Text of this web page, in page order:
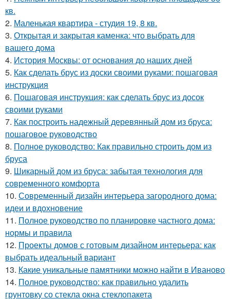
кв.
2. Маленькая квартира - студия 19, 8 кв.
3. Открытая и закрытая каменка: что выбрать для
вашего дома
4. История Москвы: от основания до наших дней
5. Как сделать брус из доски своими руками: пошаговая
инструкция
6. Пошаговая инструкция: как сделать брус из досок
своими руками
7. Как построить надежный деревянный дом из бруса:
пошаговое руководство
8. Полное руководство: Как правильно строить дом из
бруса
9. Шикарный дом из бруса: забытая технология для
современного комфорта
10. Современный дизайн интерьера загородного дома:
идеи и вдохновение
11. Полное руководство по планировке частного дома:
нормы и правила
12. Проекты домов с готовым дизайном интерьера: как
выбрать идеальный вариант
13. Какие уникальные памятники можно найти в Иваново
14. Полное руководство: как правильно удалить
грунтовку со стекла окна стеклопакета